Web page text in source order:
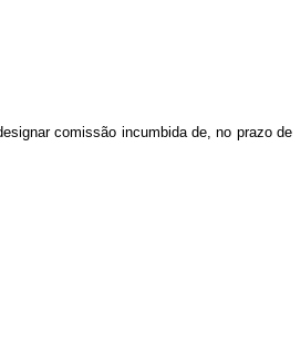
comissão incumbida de, no prazo de